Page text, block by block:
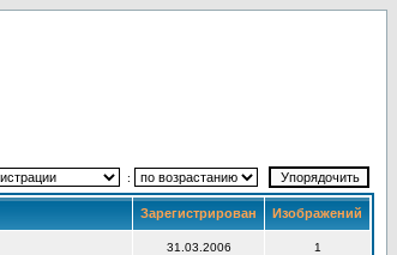
:
Зарегистрирован Изображений
31.03.2006 1